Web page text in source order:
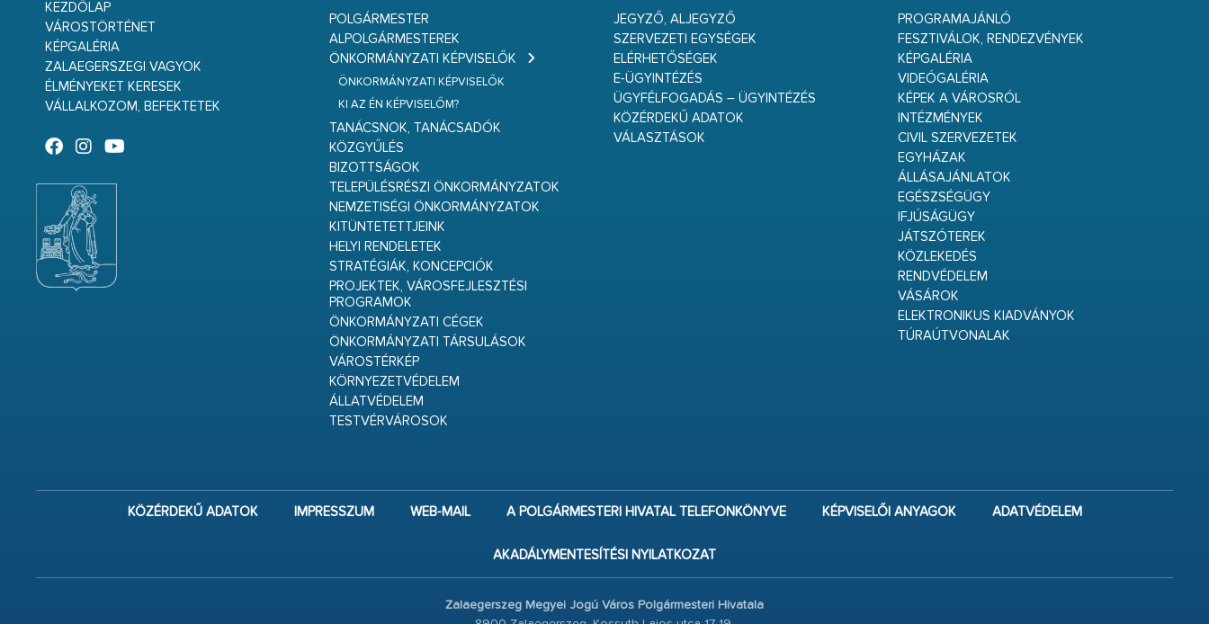
KEZDŐLAP
VÁROSTÖRTÉNET
KÉPGALÉRIA
ZALAEGERSZEGI VAGYOK
ÉLMÉNYEKET KERESEK
VÁLLALKOZOM, BEFEKTETEK
POLGÁRMESTER
ALPOLGÁRMESTEREK
ÖNKORMÁNYZATI KÉPVISELŐK
ÖNKORMÁNYZATI KÉPVISELŐK
KI AZ ÉN KÉPVISELŐM?
TANÁCSNOK, TANÁCSADÓK
KÖZGYŰLÉS
BIZOTTSÁGOK
TELEPÜLÉSRÉSZI ÖNKORMÁNYZATOK
NEMZETISÉGI ÖNKORMÁNYZATOK
KITÜNTETETTJEINK
HELYI RENDELETEK
STRATÉGIÁK, KONCEPCIÓK
PROJEKTEK, VÁROSFEJLESZTÉSI
PROGRAMOK
ÖNKORMÁNYZATI CÉGEK
ÖNKORMÁNYZATI TÁRSULÁSOK
VÁROSTÉRKÉP
KÖRNYEZETVÉDELEM
ÁLLATVÉDELEM
TESTVÉRVÁROSOK
JEGYZŐ, ALJEGYZŐ
SZERVEZETI EGYSÉGEK
ELÉRHETŐSÉGEK
E-ÜGYINTÉZÉS
ÜGYFÉLFOGADÁS – ÜGYINTÉZÉS
KÖZÉRDEKŰ ADATOK
VÁLASZTÁSOK
PROGRAMAJÁNLÓ
FESZTIVÁLOK, RENDEZVÉNYEK
KÉPGALÉRIA
VIDEÓGALÉRIA
KÉPEK A VÁROSRÓL
INTÉZMÉNYEK
CIVIL SZERVEZETEK
EGYHÁZAK
ÁLLÁSAJÁNLATOK
EGÉSZSÉGÜGY
IFJÚSÁGÜGY
JÁTSZÓTEREK
KÖZLEKEDÉS
RENDVÉDELEM
VÁSÁROK
ELEKTRONIKUS KIADVÁNYOK
TÚRAÚTVONALAK
KÖZÉRDEKŰ ADATOK IMPRESSZUM WEB-MAIL A POLGÁRMESTERI HIVATAL TELEFONKÖNYVE KÉPVISELŐI ANYAGOK ADATVÉDELEM
AKADÁLYMENTESÍTÉSI NYILATKOZAT
Zalaegerszeg Megyei Jogú Város Polgármesteri Hivatala